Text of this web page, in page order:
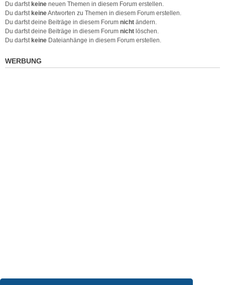
Du darfst keine neuen Themen in diesem Forum erstellen.
Du darfst keineAntworten zu Themen in diesem Forum erstellen.
Du darfst deine Beiträge in diesem Forum nicht ändern.
Du darfst deine Beiträge in diesem Forum nicht löschen.
Du darfst keine Dateianhänge in diesem Forum erstellen.
WERBUNG